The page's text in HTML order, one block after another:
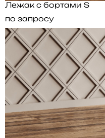
Лежак с бортами S
по запросу